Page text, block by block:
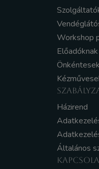
Workshop
Előadóknak
Házirend
Általános